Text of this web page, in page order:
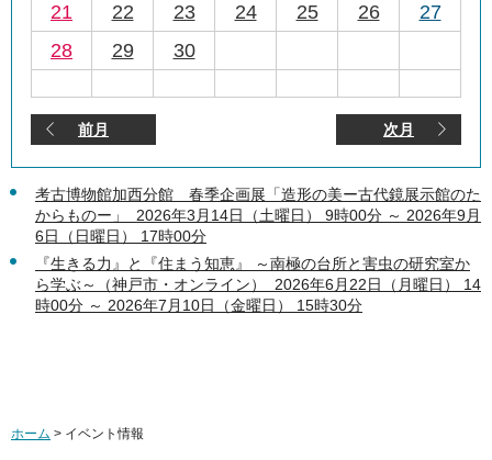
21
22 23 24 25 26
27
28
29 30
前月 次月
考古博物館加西分館 春季企画展「造形の美ー古代鏡展示館のた
からものー」 2026年3月14日（土曜日） 9時00分 ～ 2026年9月
6日（日曜日） 17時00分
『生きる力』と『住まう知恵』 ～南極の台所と害虫の研究室か
ら学ぶ～（神戸市・オンライン） 2026年6月22日（月曜日） 14
時00分 ～ 2026年7月10日（金曜日） 15時30分
ホーム > イベント情報